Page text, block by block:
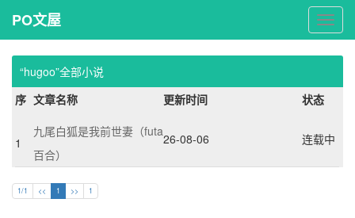
PO
文
屋
PO文屋
“hugoo”全部小说
序 文章名称 更新时间 状态
1
九尾白狐是我前世妻（futa
百合）
26-08-06 连载中
1/1 << 1 >> 1